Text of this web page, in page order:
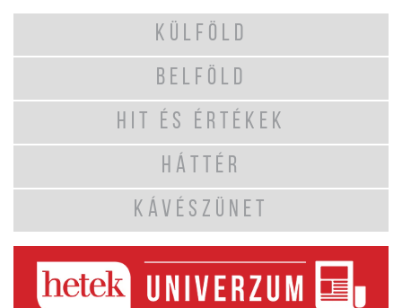
KÜLFÖLD
BELFÖLD
HIT ÉS ÉRTÉKEK
HÁTTÉR
KÁVÉSZÜNET